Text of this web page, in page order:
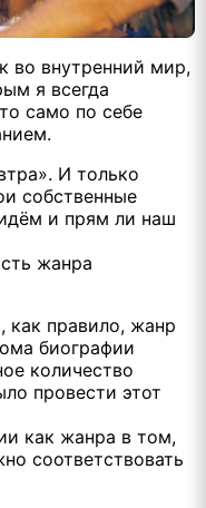
во внутренний мир,
я всегда
само по себе
И только
собственные
и прям ли наш
жанра
как правило, жанр
биографии
количество
провести этот
как жанра в том,
соответствовать